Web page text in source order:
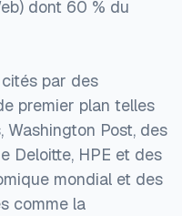
dont 60 % du
par des
premier plan telles
Washington Post, des
Deloitte, HPE et des
mondial et des
comme la